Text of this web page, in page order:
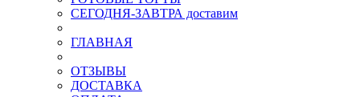
СЕГОДНЯ-ЗАВТРА доставим
ГЛАВНАЯ
ОТЗЫВЫ
ДОСТАВКА